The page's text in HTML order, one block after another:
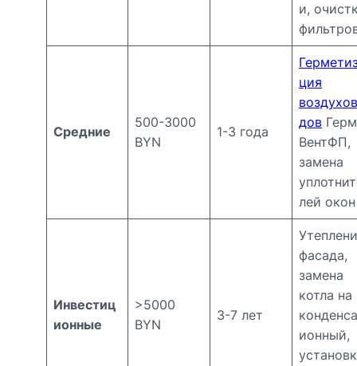
и,
Средние
500-3000
BYN
1-3 года
ция
дов
ВентФП,
замена
лей окон
Инвестиц
ионные
>5000
BYN
3-7 лет
фасада,
замена
котла на
ионный,